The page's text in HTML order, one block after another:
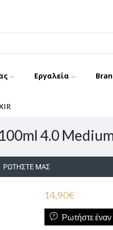
Εργαλεία
4.0
ΡΩΤΗΣΤΕ ΜΑΣ
14,90€
Ρωτήστε έναν